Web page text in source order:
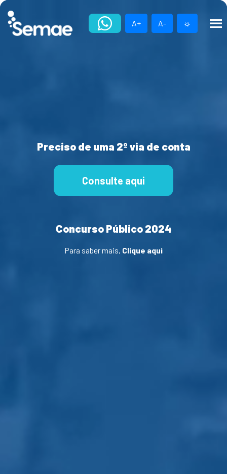
Skip
content
A+ A- ☼
Preciso de uma 2º via de conta
Consulte aqui
Concurso Público 2024
Para saber mais, Clique aqui